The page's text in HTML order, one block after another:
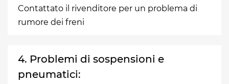
Contattato il rivenditore per un problema di
rumore dei freni
4. Problemi di sospensioni e
pneumatici: